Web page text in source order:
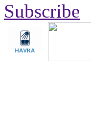
Subscribe